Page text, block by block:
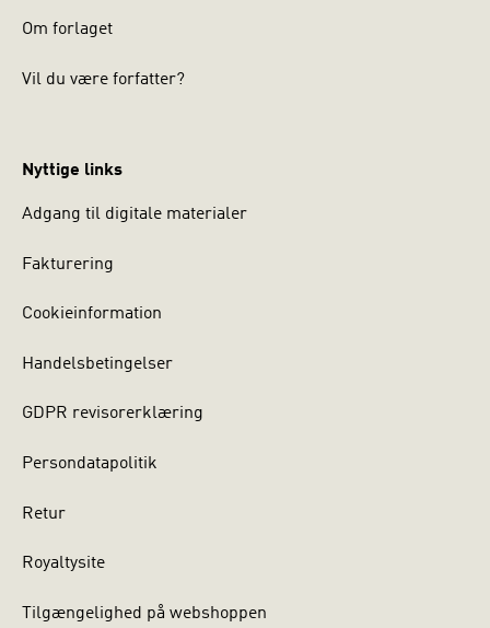
Om forlaget
Vil du være forfatter?
Nyttige links
Adgang til digitale materialer
Fakturering
Cookieinformation
Handelsbetingelser
GDPR revisorerklæring
Persondatapolitik
Retur
Royaltysite
Tilgængelighed på webshoppen